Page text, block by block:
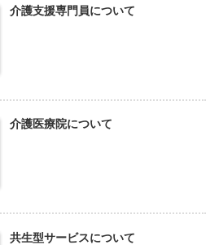
介護支援専門員について
介護医療院について
共生型サービスについて